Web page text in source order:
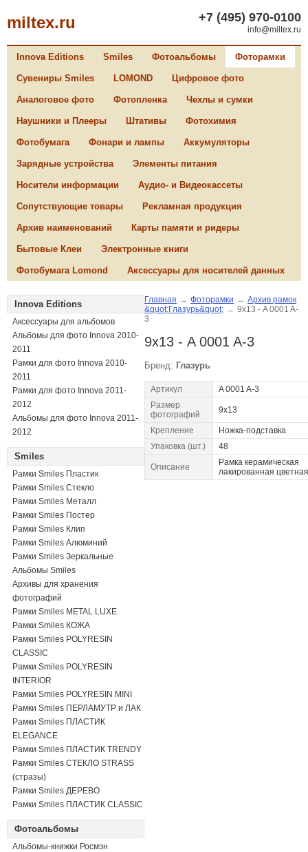
miltex.ru +7 (495) 970-0100
info@miltex.ru
Innova Editions Smiles Фотоальбомы Фоторамки
Сувениры Smiles LOMOND Цифровое фото
Аналоговое фото Фотопленка Чехлы и сумки
Наушники и Плееры Штативы Фотохимия
Фотобумага Фонари и лампы Аккумуляторы
Зарядные устройства Элементы питания
Носители информации Аудио- и Видеокассеты
Сопутствующие товары Рекламная продукция
Архив наименований Карты памяти и ридеры
Бытовые Клеи Электронные книги
Фотобумага Lomond Аксессуары для носителей данных
Innova Editions
Аксессуары для альбомов
Альбомы для фото Innova 2010-
2011
Рамки для фото Innova 2010-
2011
Рамки для фото Innova 2011-
2012
Альбомы для фото Innova 2011-
2012
Smiles
Рамки Smiles Пластик
Рамки Smiles Стекло
Рамки Smiles Металл
Рамки Smiles Постер
Рамки Smiles Клип
Рамки Smiles Алюминий
Рамки Smiles Зеркальные
Альбомы Smiles
Архивы для хранения
фотографий
Рамки Smiles METAL LUXE
Рамки Smiles КОЖА
Рамки Smiles POLYRESIN
CLASSIC
Рамки Smiles POLYRESIN
INTERIOR
Рамки Smiles POLYRESIN MINI
Рамки Smiles ПЕРЛАМУТР и ЛАК
Рамки Smiles ПЛАСТИК
ELEGANCE
Рамки Smiles ПЛАСТИК TRENDY
Рамки Smiles СТЕКЛО STRASS
(стразы)
Рамки Smiles ДЕРЕВО
Рамки Smiles ПЛАСТИК CLASSIC
Фотоальбомы
Альбомы-книжки Росмэн
Главная → Фоторамки → Архив рамок
&quot;Глазурь&quot; → 9х13 - A 0001 A-
3
9х13 - A 0001 A-3
Бренд: Глазурь
Артикул
A 0001 A-3
Размер
фотографий
9x13
Крепление
Ножка-подставка
Упаковка (шт.)
48
Описание
Рамка керамическая
лакированная цветная